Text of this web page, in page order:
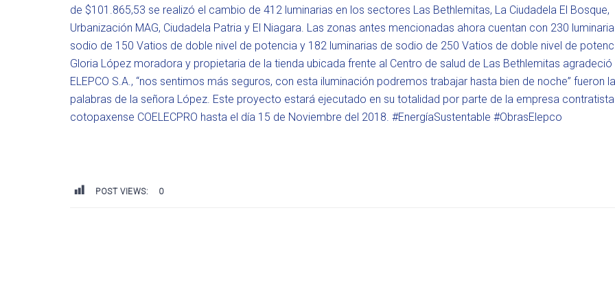
de $101.865,53 se realizó el cambio de 412 luminarias en los sectores Las Bethlemitas, La Ciudadela El Bosque,
Urbanización MAG, Ciudadela Patria y El Niagara. Las zonas antes mencionadas ahora cuentan con 230
sodio de 150 Vatios de doble nivel de potencia y 182 luminarias de sodio de 250 Vatios de doble nivel de
Gloria López moradora y propietaria de la tienda ubicada frente al Centro de salud de Las Bethlemitas agradeció
ELEPCO S.A., “nos sentimos más seguros, con esta iluminación podremos trabajar hasta bien de noche” fueron
palabras de la señora López. Este proyecto estará ejecutado en su totalidad por parte de la empresa contratista
cotopaxense COELECPRO hasta el día 15 de Noviembre del 2018. #EnergíaSustentable #ObrasElepco
POST VIEWS: 0